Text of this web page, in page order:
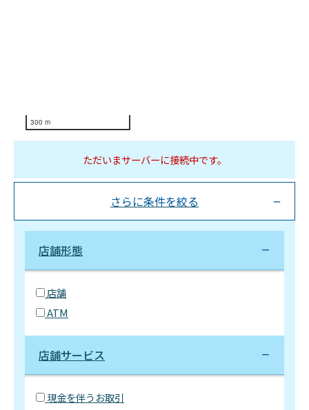
300 m
ただいまサーバーに接続中です。
さらに条件を絞る
店舗形態
店舗
ATM
店舗サービス
現金を伴うお取引